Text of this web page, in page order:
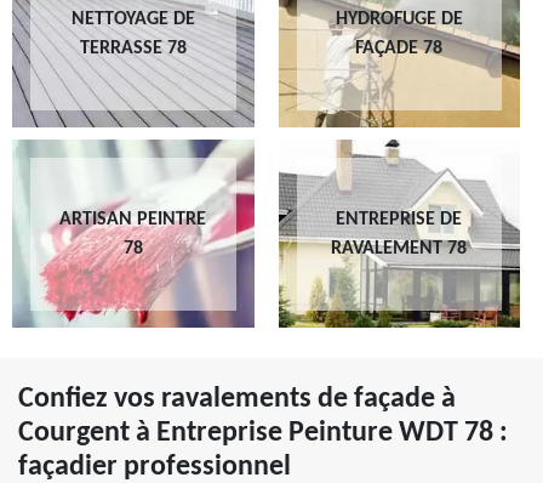
NETTOYAGE DE
TERRASSE 78
HYDROFUGE DE
FAÇADE 78
ARTISAN PEINTRE
78
ENTREPRISE DE
RAVALEMENT 78
Confiez vos ravalements de façade à
Courgent à Entreprise Peinture WDT 78 :
façadier professionnel